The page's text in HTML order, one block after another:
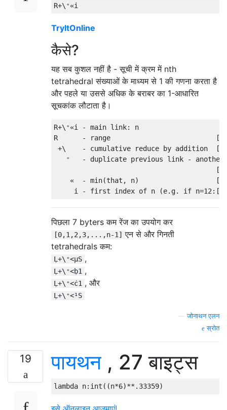
TryItOnline
कैसे?
यह सब कुशल नहीं है - सूची में क्रम में nth
tetrahedral संख्याओं के माध्यम से 1 की गणना करता है
और पहले या उससे अधिक के बराबर का 1-आधारित
सूचकांक लौटाता है।
R+\⁺«i - main link: n
R      - range
+\    - cumulative reduce by addition
⁺   - duplicate previous link -
«  - min(that, n)
पिछला 7 byters कम रेंज का उपयोग कर
[0,1,2,3,...,n-1] एन से और गिनती
tetrahedrals कम:
Ḷ+\⁺<µS ,
Ḷ+\⁺<ḅ1 ,
Ḷ+\⁺<ċ1 , और
Ḷ+\⁺<¹S
—जोनाथन एलन
स्रोत
19 पायथन, 27 बाइट्स
lambda n: int ((n*6)**. 33359)